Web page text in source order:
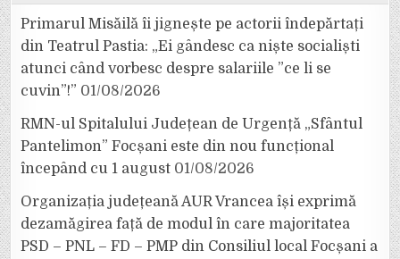
Primarul Misăilă îi jignește pe actorii îndepărtați
din Teatrul Pastia: „Ei gândesc ca niște socialiști
atunci când vorbesc despre salariile ”ce li se
cuvin”!” 01/08/2026
RMN-ul Spitalului Județean de Urgență „Sfântul
Pantelimon” Focșani este din nou funcțional
începând cu 1 august 01/08/2026
Organizația județeană AUR Vrancea își exprimă
dezamăgirea față de modul în care majoritatea
PSD – PNL – FD – PMP din Consiliul local Focșani a